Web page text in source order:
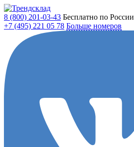
8 (800) 201-03-43 Бесплатно по России
+7 (495) 221 05 78 Больше номеров